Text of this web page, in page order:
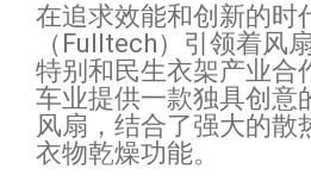
在追求效能和创新的时
（Fulltech）引领着风
特别和民生衣架产业合
车业提供一款独具创意
风扇，结合了强大的散
衣物乾燥功能。